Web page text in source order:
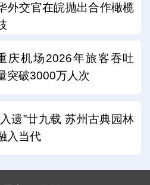
外交官在皖抛出合作橄榄
庆机场2026年旅客吞吐
突破3000万人次
入遗”廿九载 苏州古典园林
入当代